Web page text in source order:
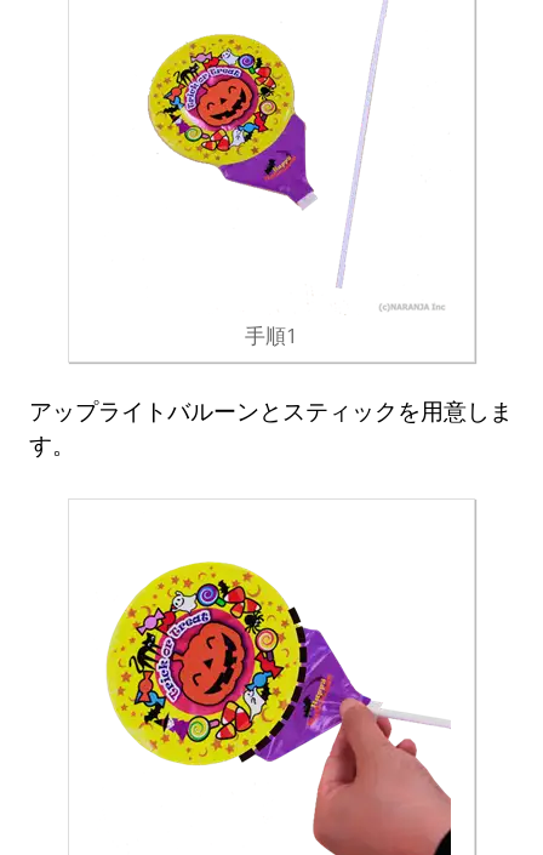
手順1
アップライトバルーンとスティックを用意しま
す。